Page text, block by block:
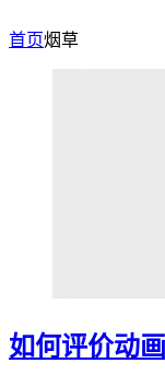
首页烟草
如何评价动